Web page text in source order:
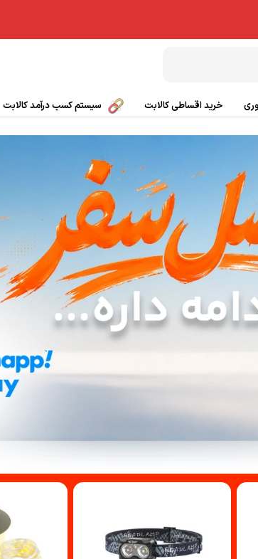
گتر
کلاه ورزشی و کوهنوردی
کفش کوهنوردی و طبیعت گردی
صندل کوهنوردی وطبیعتگردی
خرید اقساطی کالابت سیستم کسب درآمد کالابت